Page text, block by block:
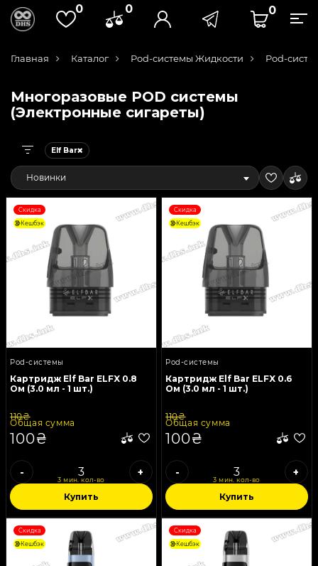
0 0 0
Главная Каталог Pod-системы Жидкости Pod-
Многоразовые POD системы
(Электронные сигареты)
Elf Bar
Новинки
Скидка
Кешбэк
Pod-системы
Картридж Elf Bar ELFX 0.8
Ом (3.0 мл - 1 шт.)
110₴
Общая сумма
100₴
-
3 мин. кол-во
+
Купить
Скидка
Кешбэк
Pod-системы
Картридж Elf Bar ELFX 0.6
Ом (3.0 мл - 1 шт.)
110₴
Общая сумма
100₴
-
3 мин. кол-во
+
Купить
Скидка
Кешбэк
Скидка
Кешбэк